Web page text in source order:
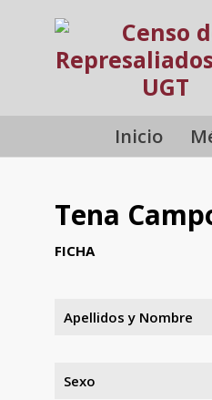
Inicio
Tena
FICHA
Apellidos y Nombre
Sexo